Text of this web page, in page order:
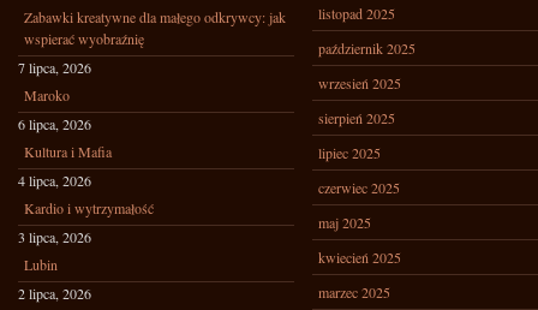
Zabawki kreatywne dla małego odkrywcy: jak
wspierać wyobraźnię
7 lipca, 2026
Maroko
6 lipca, 2026
Kultura i Mafia
4 lipca, 2026
Kardio i wytrzymałość
3 lipca, 2026
Lubin
2 lipca, 2026
listopad 2025
październik 2025
wrzesień 2025
sierpień 2025
lipiec 2025
czerwiec 2025
maj 2025
kwiecień 2025
marzec 2025